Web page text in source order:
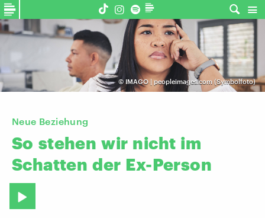
© IMAGO | peopleimages.com (Symbolfoto)
Neue Beziehung
So stehen wir nicht im
Schatten der Ex-Person